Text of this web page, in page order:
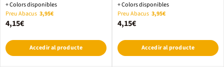
+ Colors disponibles
Preu Abacus 3,95€
4,15€
Accedir al producte
+ Colors disponibles
Preu Abacus 3,95€
4,15€
Accedir al producte